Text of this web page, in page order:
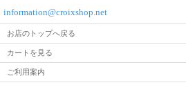
information@croixshop.net
お店のトップへ戻る
カートを見る
ご利用案内